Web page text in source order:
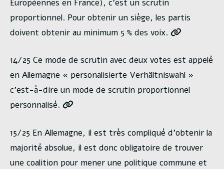
Européennes en France), c’est un scrutin
proportionnel. Pour obtenir un siège, les partis
doivent obtenir au minimum 5 % des voix.
14/25 Ce mode de scrutin avec deux votes est appelé
en Allemagne « personalisierte Verhältniswahl »
c’est-à-dire un mode de scrutin proportionnel
personnalisé.
15/25 En Allemagne, il est très compliqué d’obtenir la
majorité absolue, il est donc obligatoire de trouver
une coalition pour mener une politique commune et